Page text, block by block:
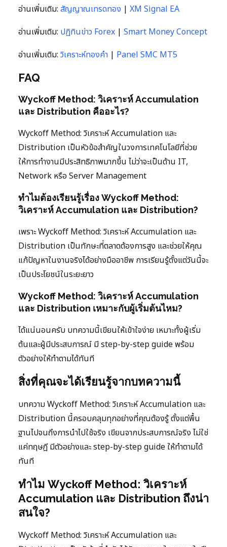
อ่านเพิ่มเติม: สัญญาณเทรดทอง | XM Signal EA
อ่านเพิ่มเติม: ปฏิทินข่าว Forex | Smart Money Concept
อ่านเพิ่มเติม: วิเคราะห์ทองคำ | Panel SMC MT5
FAQ
Wyckoff Method: วิเคราะห์ Accumulation
และ Distribution คืออะไร?
Wyckoff Method: วิเคราะห์ Accumulation และ
Distribution เป็นหัวข้อสำคัญในวงการเทคโนโลยีที่ช่วย
ให้การทำงานมีประสิทธิภาพมากขึ้น ไม่ว่าจะเป็นด้าน IT,
Network หรือ Server Management
ทำไมต้องเรียนรู้เรื่อง Wyckoff Method:
วิเคราะห์ Accumulation และ Distribution?
เพราะ Wyckoff Method: วิเคราะห์ Accumulation และ
Distribution เป็นทักษะที่ตลาดต้องการสูง และช่วยให้คุณ
แก้ปัญหาในงานจริงได้อย่างมืออาชีพ การเรียนรู้ตั้งแต่วันนี้จะ
เป็นประโยชน์ในระยะยาว
Wyckoff Method: วิเคราะห์ Accumulation
และ Distribution เหมาะกับผู้เริ่มต้นไหม?
ได้แน่นอนครับ บทความนี้เขียนให้เข้าใจง่าย เหมาะทั้งผู้เริ่ม
ต้นและผู้มีประสบการณ์ มี step-by-step guide พร้อม
ตัวอย่างให้ทำตามได้ทันที
สิ่งที่คุณจะได้เรียนรู้จากบทความนี้
บทความ Wyckoff Method: วิเคราะห์ Accumulation และ
Distribution นี้ครอบคลุมทุกอย่างที่คุณต้องรู้ ตั้งแต่พื้น
ฐานไปจนถึงการนำไปใช้จริง เขียนจากประสบการณ์จริง ไม่ใช่
แค่ทฤษฎี มีตัวอย่างและ step-by-step guide ให้ทำตามได้
ทันที
ทำไม Wyckoff Method: วิเคราะห์
Accumulation และ Distribution ถึงน่า
สนใจ?
Wyckoff Method: วิเคราะห์ Accumulation และ